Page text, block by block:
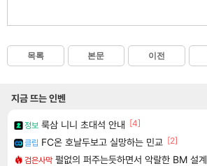
목록 본문 이전
지금 뜨는 인벤
정보 룩삼 니니 초대석 안내 [4]
클립 FC온 호날두보고 실망하는 민교 [2]
검은사막 펄없의 퍼주는듯하면서 악랄한 BM 설계